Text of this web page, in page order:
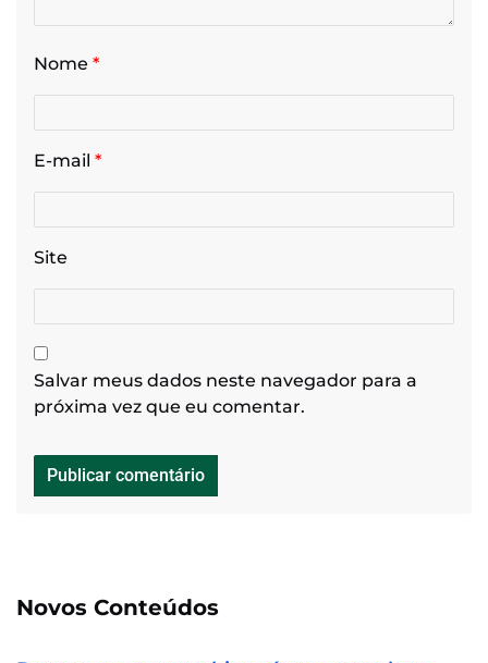
Nome *
E-mail *
Site
Salvar meus dados neste navegador para a
próxima vez que eu comentar.
Novos Conteúdos